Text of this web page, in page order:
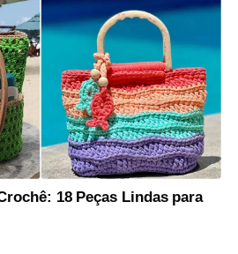
18 Peças Lindas para